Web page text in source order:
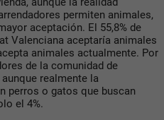
permiten animales,
aceptación. El 55,8% de
Valenciana aceptaría animales
animales actualmente. Por
de la comunidad de
realmente la
perros o gatos que buscan
el 4%.